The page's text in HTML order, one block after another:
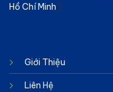
Hồ Chí Minh )
Giới Thiệu
Liên Hệ